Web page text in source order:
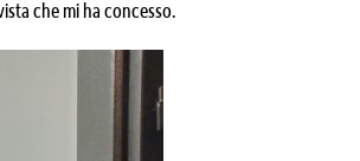
che mi ha concesso.